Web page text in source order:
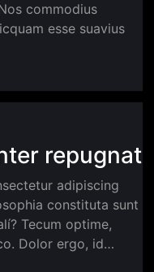
commodius
esse suavius
repugnat
adipiscing
constituta sunt
Tecum optime,
Dolor ergo, id…